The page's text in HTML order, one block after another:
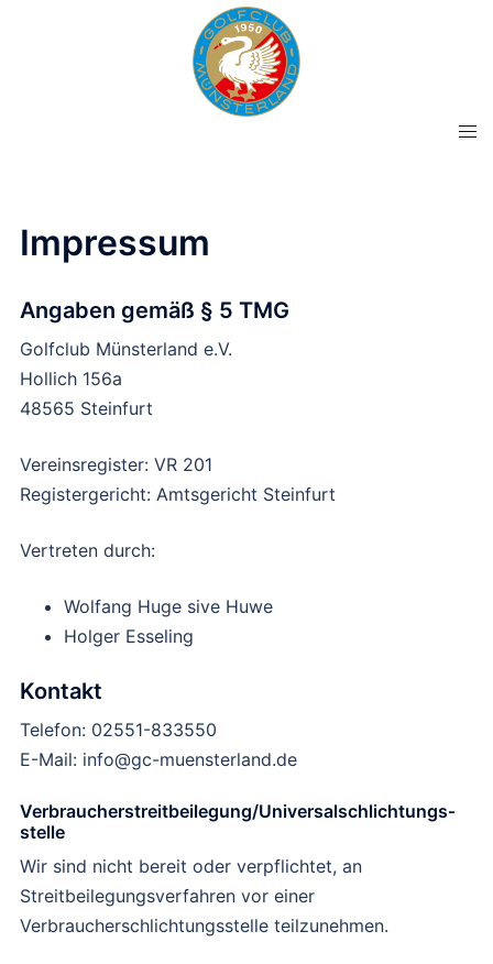
Impressum
Angaben gemäß § 5 TMG
Golfclub Münsterland e.V.
Hollich 156a
48565 Steinfurt
Vereinsregister: VR 201
Registergericht: Amtsgericht Steinfurt
Vertreten durch:
Wolfang Huge sive Huwe
Holger Esseling
Kontakt
Telefon: 02551-833550
E-Mail: info@gc-muensterland.de
Verbraucher­streit­beilegung/Universal­schlichtungs­
stelle
Wir sind nicht bereit oder verpflichtet, an
Streitbeilegungsverfahren vor einer
Verbraucherschlichtungsstelle teilzunehmen.